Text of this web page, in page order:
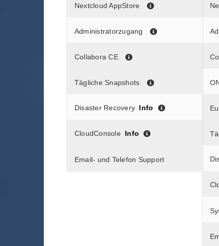
Nextcloud AppStore
Administratorzugang
Collabora CE
Tägliche Snapshots
Disaster Recovery Info
CloudConsole Info
Email- und Telefon Support